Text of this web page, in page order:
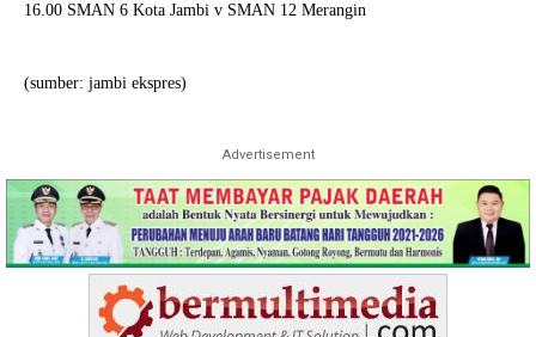
16.00 SMAN 6 Kota Jambi v SMAN 12 Merangin
(sumber: jambi ekspres)
Advertisement